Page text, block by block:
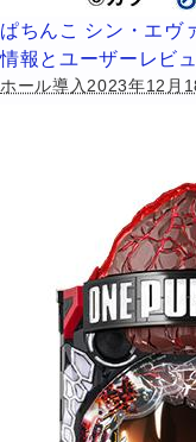
ぱちんこ シン・エヴ
情報とユーザーレビ
ホール導入2023年12月